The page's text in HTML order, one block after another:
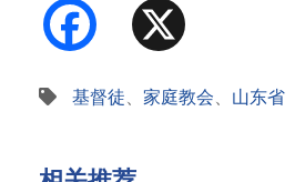
Facebook
基督徒、 家庭教会、 山东省